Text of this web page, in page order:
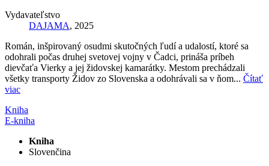
Vydavateľstvo
DAJAMA, 2025
Román, inšpirovaný osudmi skutočných ľudí a udalostí, ktoré sa
odohrali počas druhej svetovej vojny v Čadci, prináša príbeh
dievčaťa Vierky a jej židovskej kamarátky. Mestom prechádzali
všetky transporty Židov zo Slovenska a odohrávali sa v ňom... Čítať
viac
Kniha
E-kniha
Kniha
Slovenčina